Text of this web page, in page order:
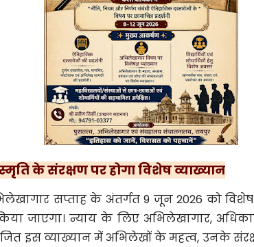
के संरक्षण पर होगा विशेष व्याख्यान
सप्ताह के अंतर्गत 9 जून 2026 को
जाएगा। न्याय के लिए अभिलेखागार,
इस व्याख्यान में अभिलेखों के महत्व, उनके